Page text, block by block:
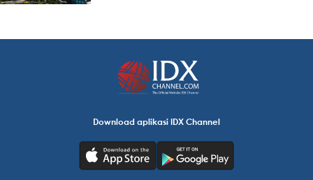
Download aplikasi IDX Channel